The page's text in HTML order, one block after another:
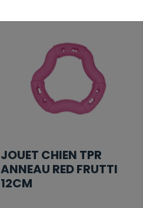
JOUET CHIEN TPR
ANNEAU RED FRUTTI
12CM